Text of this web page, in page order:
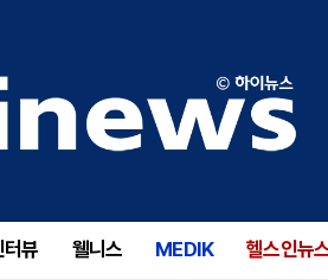
터뷰 웰니스 MEDIK 헬스인뉴